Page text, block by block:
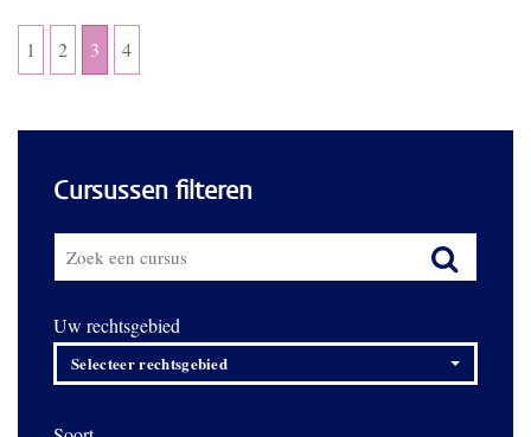
1 2 3 4
Cursussen filteren
Uw rechtsgebied
Selecteer rechtsgebied